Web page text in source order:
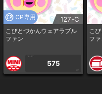
CP専用 127-C
こびとづかんウェアラブル
ファン
1PLAY
575
CP
こ
ファ